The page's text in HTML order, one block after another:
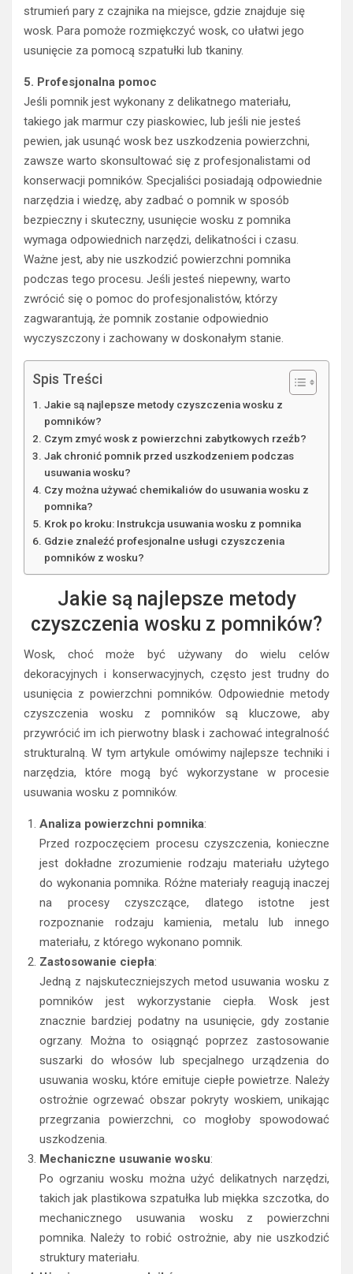
strumień pary z czajnika na miejsce, gdzie znajduje się
wosk. Para pomoże rozmiękczyć wosk, co ułatwi jego
usunięcie za pomocą szpatułki lub tkaniny.
5. Profesjonalna pomoc
Jeśli pomnik jest wykonany z delikatnego materiału,
takiego jak marmur czy piaskowiec, lub jeśli nie jesteś
pewien, jak usunąć wosk bez uszkodzenia powierzchni,
zawsze warto skonsultować się z profesjonalistami od
konserwacji pomników. Specjaliści posiadają odpowiednie
narzędzia i wiedzę, aby zadbać o pomnik w sposób
bezpieczny i skuteczny, usunięcie wosku z pomnika
wymaga odpowiednich narzędzi, delikatności i czasu.
Ważne jest, aby nie uszkodzić powierzchni pomnika
podczas tego procesu. Jeśli jesteś niepewny, warto
zwrócić się o pomoc do profesjonalistów, którzy
zagwarantują, że pomnik zostanie odpowiednio
wyczyszczony i zachowany w doskonałym stanie.
Spis Treści
Jakie są najlepsze metody czyszczenia wosku z
pomników?
Czym zmyć wosk z powierzchni zabytkowych rzeźb?
Jak chronić pomnik przed uszkodzeniem podczas
usuwania wosku?
Czy można używać chemikaliów do usuwania wosku z
pomnika?
Krok po kroku: Instrukcja usuwania wosku z pomnika
Gdzie znaleźć profesjonalne usługi czyszczenia
pomników z wosku?
Jakie są najlepsze metody
czyszczenia wosku z pomników?
Wosk, choć może być używany do wielu celów
dekoracyjnych i konserwacyjnych, często jest trudny do
usunięcia z powierzchni pomników. Odpowiednie metody
czyszczenia wosku z pomników są kluczowe, aby
przywrócić im ich pierwotny blask i zachować integralność
strukturalną. W tym artykule omówimy najlepsze techniki i
narzędzia, które mogą być wykorzystane w procesie
usuwania wosku z pomników.
Analiza powierzchni pomnika:
Przed rozpoczęciem procesu czyszczenia, konieczne
jest dokładne zrozumienie rodzaju materiału użytego
do wykonania pomnika. Różne materiały reagują inaczej
na procesy czyszczące, dlatego istotne jest
rozpoznanie rodzaju kamienia, metalu lub innego
materiału, z którego wykonano pomnik.
Zastosowanie ciepła:
Jedną z najskuteczniejszych metod usuwania wosku z
pomników jest wykorzystanie ciepła. Wosk jest
znacznie bardziej podatny na usunięcie, gdy zostanie
ogrzany. Można to osiągnąć poprzez zastosowanie
suszarki do włosów lub specjalnego urządzenia do
usuwania wosku, które emituje ciepłe powietrze. Należy
ostrożnie ogrzewać obszar pokryty woskiem, unikając
przegrzania powierzchni, co mogłoby spowodować
uszkodzenia.
Mechaniczne usuwanie wosku:
Po ogrzaniu wosku można użyć delikatnych narzędzi,
takich jak plastikowa szpatułka lub miękka szczotka, do
mechanicznego usuwania wosku z powierzchni
pomnika. Należy to robić ostrożnie, aby nie uszkodzić
struktury materiału.